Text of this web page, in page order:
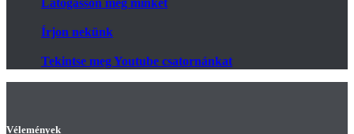
Látogasson meg minket
Írjon nekünk
Tekintse meg Youtube csatornánkat
Vélemények